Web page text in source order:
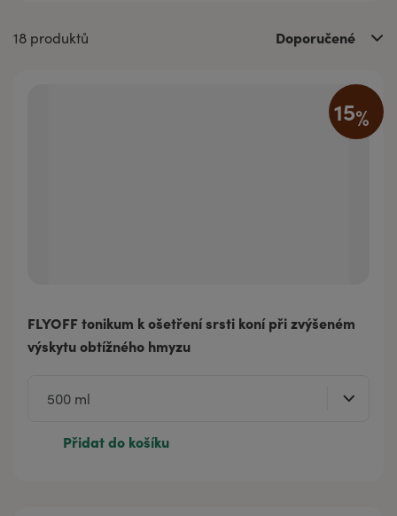
18 produktů Doporučené
15%
FLYOFF tonikum k ošetření srsti koní při zvýšeném
výskytu obtížného hmyzu
Přidat do košíku